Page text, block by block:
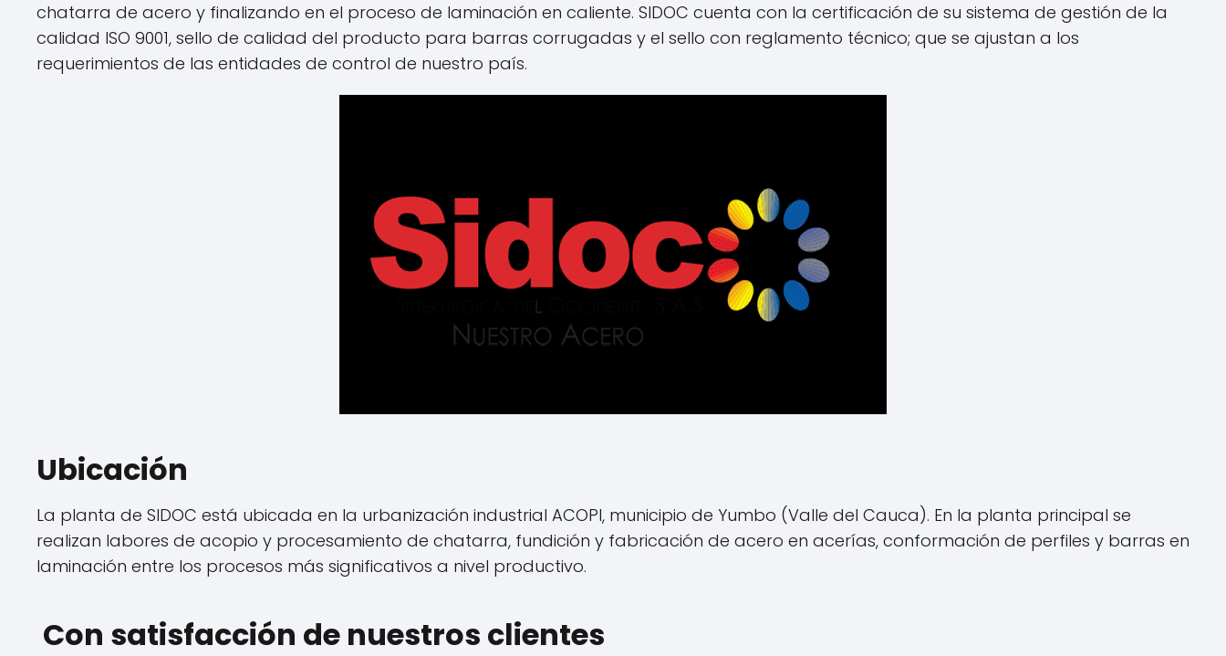
chatarra de acero y finalizando en el proceso de laminación en caliente. SIDOC cuenta con la certificación de su sistema de gestión de la
calidad ISO 9001, sello de calidad del producto para barras corrugadas y el sello con reglamento técnico; que se ajustan a los
requerimientos de las entidades de control de nuestro país.
Ubicación
La planta de SIDOC está ubicada en la urbanización industrial ACOPI, municipio de Yumbo (Valle del Cauca). En la planta principal se
realizan labores de acopio y procesamiento de chatarra, fundición y fabricación de acero en acerías, conformación de perfiles y barras en
laminación entre los procesos más significativos a nivel productivo.
Con satisfacción de nuestros clientes